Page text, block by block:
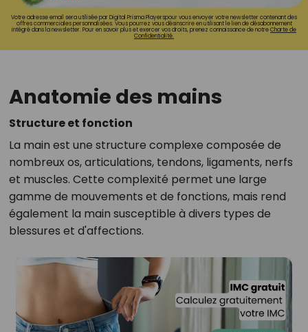
Votre adresse email sera utilisée par Digital Prisma Playerspour vous envoyer votre newsletter contenant des
offres commerciales personnalisées. Vous pourrez vous désinscrire en utilisant le lien de désabonnement
intégré dans la newsletter. Pour en savoir plus et exercer vos droits, prenez connaissance de notreCharte de
Confidentialité.
Anatomie des mains
Structure et fonction
La main est une structure complexe composée de
nombreux os, articulations, tendons, ligaments, nerfs
et muscles. Cette complexité permet une large
gamme de mouvements et de fonctions, mais rend
également la main susceptible à divers types de
blessures et d'affections.